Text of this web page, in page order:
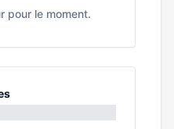
pour le moment.